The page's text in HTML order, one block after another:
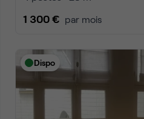
1 300 € par mois
Dispo